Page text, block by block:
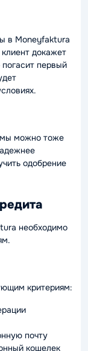
в Moneyfaktura
докажет
первый
можно тоже
одобрение
необходимо
критериям:
почту
кошелек